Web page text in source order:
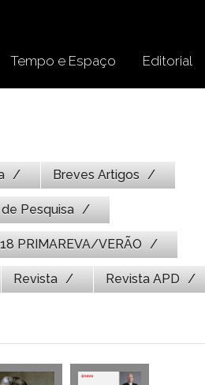
Tempo e Espaço Editorial
Breves Artigos
Pesquisa
PRIMAREVA/VERÃO
Revista Revista APD